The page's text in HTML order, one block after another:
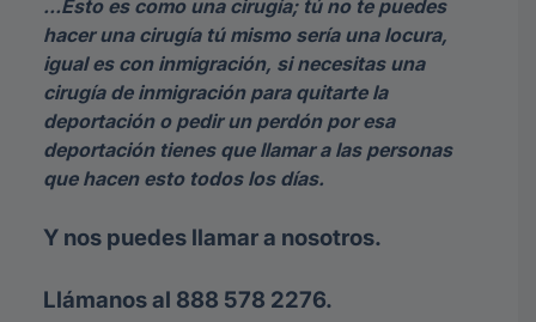
…Esto es como una cirugía; tú no te puedes
hacer una cirugía tú mismo sería una locura,
igual es con inmigración, si necesitas una
cirugía de inmigración para quitarte la
deportación o pedir un perdón por esa
deportación tienes que llamar a las personas
que hacen esto todos los días.
Y nos puedes llamar a nosotros.
Llámanos al 888 578 2276.